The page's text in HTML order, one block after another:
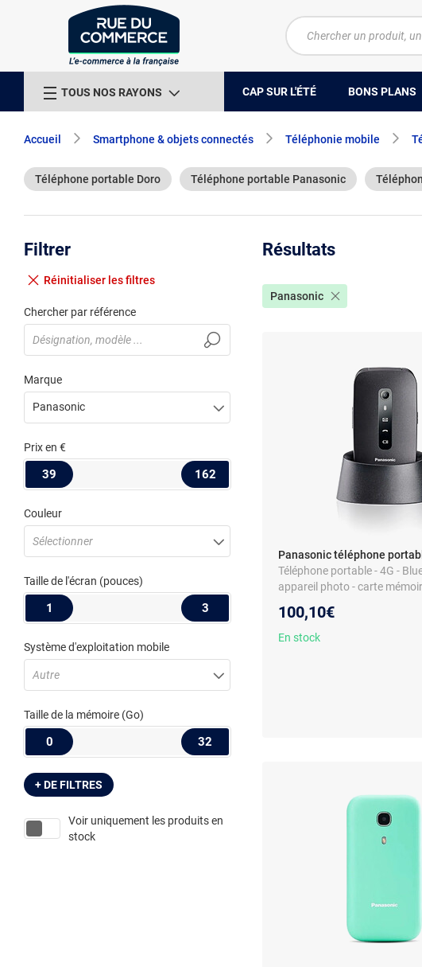
TOUS NOS RAYONS CAP SUR L'ÉTÉ BONS PLANS
Accueil Smartphone & objets connectés Téléphonie mobile
Téléphone portable Doro Téléphone portable Panasonic
Filtrer
Réinitialiser les filtres
Chercher par référence
Marque
Panasonic
Prixen €
39 162
Couleur
Sélectionner
Taille de l'écran (pouces)
1 3
Système d'exploitation mobile
Autre
Taille de la mémoire (Go)
0 32
+ DE FILTRES
Voir uniquement les produits en
stock
Résultats
Panasonic
Panasonic téléphone
Téléphone portable - 4G -
appareil photo - carte
100,10€
En stock